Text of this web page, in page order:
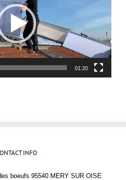
01:20
INFO
boeufs 95540 MERY SUR OISE